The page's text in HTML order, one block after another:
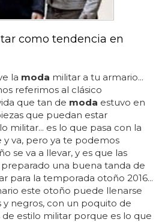
como tendencia en
la moda militar a tu armario...
referimos al clásico
que tan de moda estuvo en
que puedan estar
militar... es lo que pasa con la
y va, pero ya te podemos
se va a llevar, y es que las
una buena tanda de
para la temporada otoño 2016...
este otoño puede llenarse
y negros, con un poquito de
estilo militar porque es lo que